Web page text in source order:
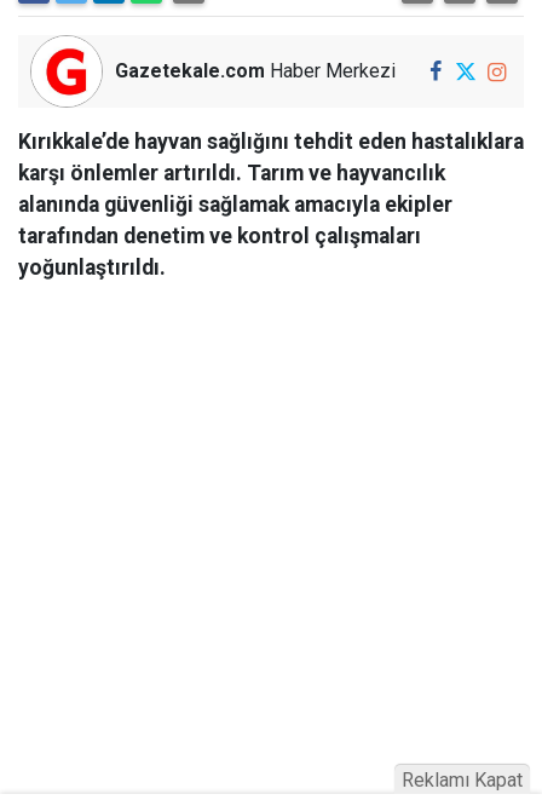
Gazetekale.com Haber Merkezi
Kırıkkale’de hayvan sağlığını tehdit eden hastalıklara
karşı önlemler artırıldı. Tarım ve hayvancılık
alanında güvenliği sağlamak amacıyla ekipler
tarafından denetim ve kontrol çalışmaları
yoğunlaştırıldı.
Reklamı Kapat